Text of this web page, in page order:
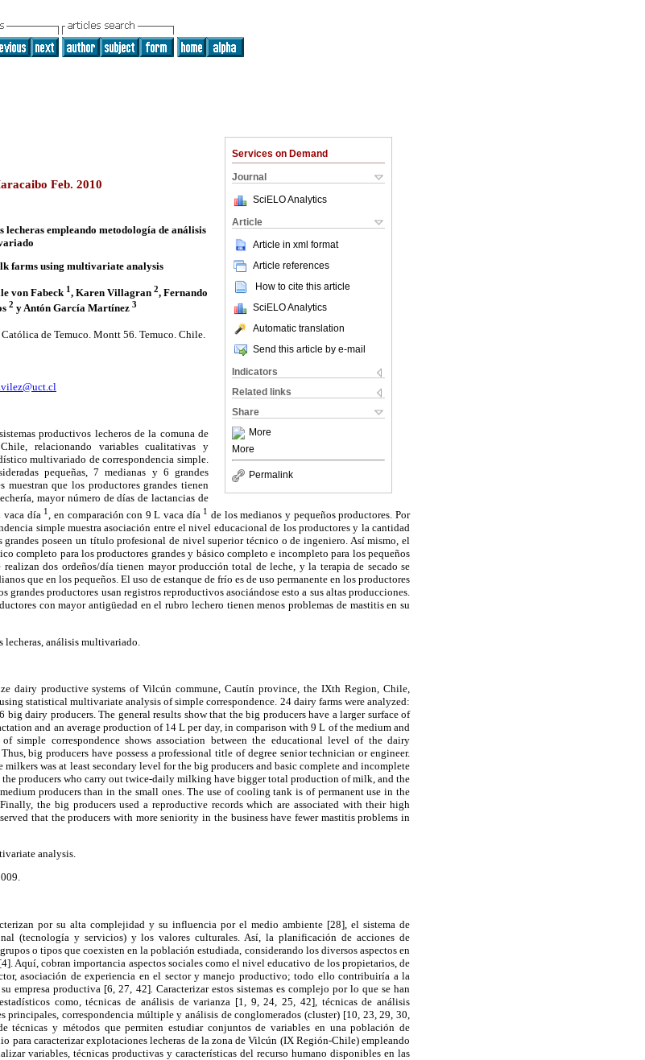
Services on Demand
Journal
SciELO Analytics
Article
Article in xml format
Article references
How to cite this article
SciELO Analytics
Automatic translation
Send this article by e-mail
Indicators
Related links
Share
More
More
Permalink
Feb. 2010
empleando metodología de análisis
farms using multivariate analysis
von Fabeck 1, Karen Villagran 2, Fernando
2 y Antón García Martínez 3
de Temuco. Montt 56. Temuco. Chile.
productivos lecheros de la comuna de
relacionando variables cualitativas y
multivariado de correspondencia simple.
pequeñas, 7 medianas y 6 grandes
muestran que los productores grandes tienen
mayor número de días de lactancias de
vaca día 1, en comparación con 9 L vaca día 1 de los medianos y pequeños productores. Por
simple muestra asociación entre el nivel educacional de los productores y la cantidad
grandes poseen un título profesional de nivel superior técnico o de ingeniero. Así mismo, el
completo para los productores grandes y básico completo e incompleto para los pequeños
dos ordeños/día tienen mayor producción total de leche, y la terapia de secado se
que en los pequeños. El uso de estanque de frío es de uso permanente en los productores
productores usan registros reproductivos asociándose esto a sus altas producciones.
con mayor antigüedad en el rubro lechero tienen menos problemas de mastitis en su
análisis multivariado.
dairy productive systems of Vilcún commune, Cautín province, the IXth Region, Chile,
statistical multivariate analysis of simple correspondence. 24 dairy farms were analyzed:
big dairy producers. The general results show that the big producers have a larger surface of
and an average production of 14 L per day, in comparison with 9 L of the medium and
simple correspondence shows association between the educational level of the dairy
big producers have possess a professional title of degree senior technician or engineer.
was at least secondary level for the big producers and basic complete and incomplete
producers who carry out twice-daily milking have bigger total production of milk, and the
producers than in the small ones. The use of cooling tank is of permanent use in the
the big producers used a reproductive records which are associated with their high
that the producers with more seniority in the business have fewer mastitis problems in
analysis.
por su alta complejidad y su influencia por el medio ambiente [28], el sistema de
(tecnología y servicios) y los valores culturales. Así, la planificación de acciones de
o tipos que coexisten en la población estudiada, considerando los diversos aspectos en
Aquí, cobran importancia aspectos sociales como el nivel educativo de los propietarios, de
asociación de experiencia en el sector y manejo productivo; todo ello contribuiría a la
empresa productiva [6, 27, 42]. Caracterizar estos sistemas es complejo por lo que se han
como, técnicas de análisis de varianza [1, 9, 24, 25, 42], técnicas de análisis
principales, correspondencia múltiple y análisis de conglomerados (cluster) [10, 23, 29, 30,
y métodos que permiten estudiar conjuntos de variables en una población de
para caracterizar explotaciones lecheras de la zona de Vilcún (IX Región-Chile) empleando
variables, técnicas productivas y características del recurso humano disponibles en las